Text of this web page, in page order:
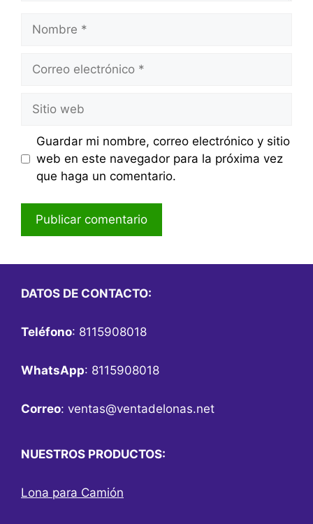
Nombre
Correo
Sitio
web
Guardar mi nombre, correo electrónico y sitio
web en este navegador para la próxima vez
que haga un comentario.
DATOS DE CONTACTO:
Teléfono: 8115908018
WhatsApp: 8115908018
Correo: ventas@ventadelonas.net
NUESTROS PRODUCTOS:
Lona para Camión